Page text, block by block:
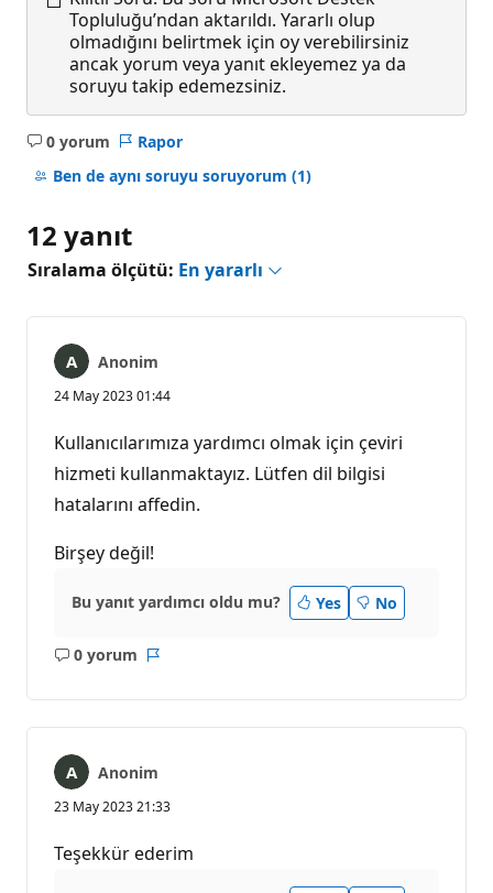
Topluluğu’ndan aktarıldı. Yararlı olup
olmadığını belirtmek için oy verebilirsiniz
ancak yorum veya yanıt ekleyemez ya da
soruyu takip edemezsiniz.
0 yorum
Açıklama
yok
Rapor
Ben de aynı soruyu soruyorum (1)
12 yanıt
Sıralama ölçütü: En yararlı
Anonim
24 May 2023 01:44
Kullanıcılarımıza yardımcı olmak için çeviri
hizmeti kullanmaktayız. Lütfen dil bilgisi
hatalarını affedin.
Birşey değil!
Bu yanıt yardımcı oldu mu? Yes No
0 yorum
Açıklama
Anonim
23 May 2023 21:33
Teşekkür ederim